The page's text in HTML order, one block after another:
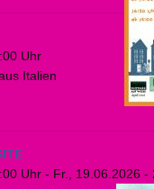
Uhr
Italien
Uhr - Fr., 19.06.2026 -